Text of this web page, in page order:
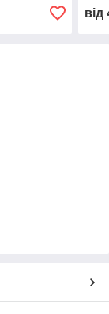
від